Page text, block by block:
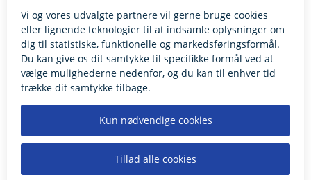
BILLUND.DK
Tilgængelighedserklæring
Giv feedback til hjemmesiden